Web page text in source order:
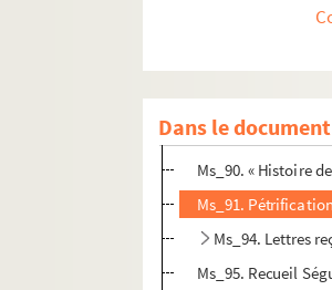
Dans le
Ms_86. «
Ms_87. «
Ms_89. Notes
Ms_90. « Histoire
Ms_91.
Ms_94. Lettres
Ms_95. Recueil